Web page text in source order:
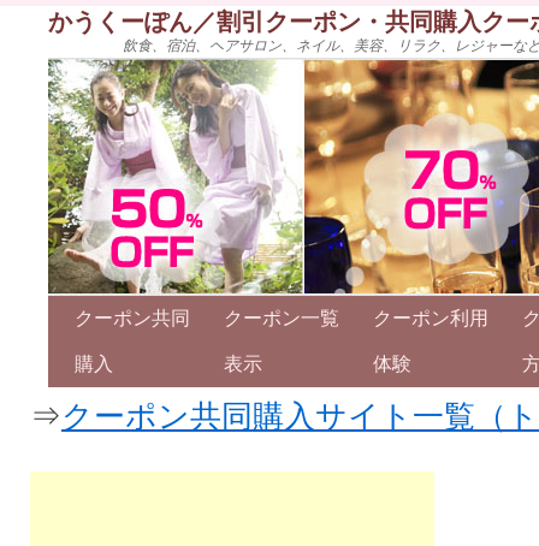
かうくーぽん／割引クーポン・共同購入ク
飲食、宿泊、ヘアサロン、ネイル、美容、リラク、レジャー
クーポン共同
購入
クーポン一覧
表示
クーポン利用
体験
⇒クーポン共同購入サイト一覧（